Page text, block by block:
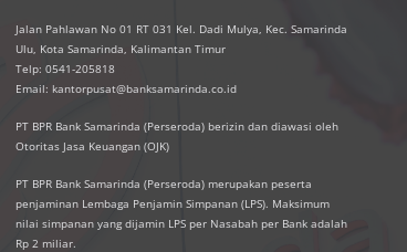
Jalan Pahlawan No 01 RT 031 Kel. Dadi Mulya, Kec. Samarinda
Ulu, Kota Samarinda, Kalimantan Timur
Telp: 0541-205818
Email: kantorpusat@banksamarinda.co.id
PT BPR Bank Samarinda (Perseroda) berizin dan diawasi oleh
Otoritas Jasa Keuangan (OJK)
PT BPR Bank Samarinda (Perseroda) merupakan peserta
penjaminan Lembaga Penjamin Simpanan (LPS). Maksimum
nilai simpanan yang dijamin LPS per Nasabah per Bank adalah
Rp 2 miliar.